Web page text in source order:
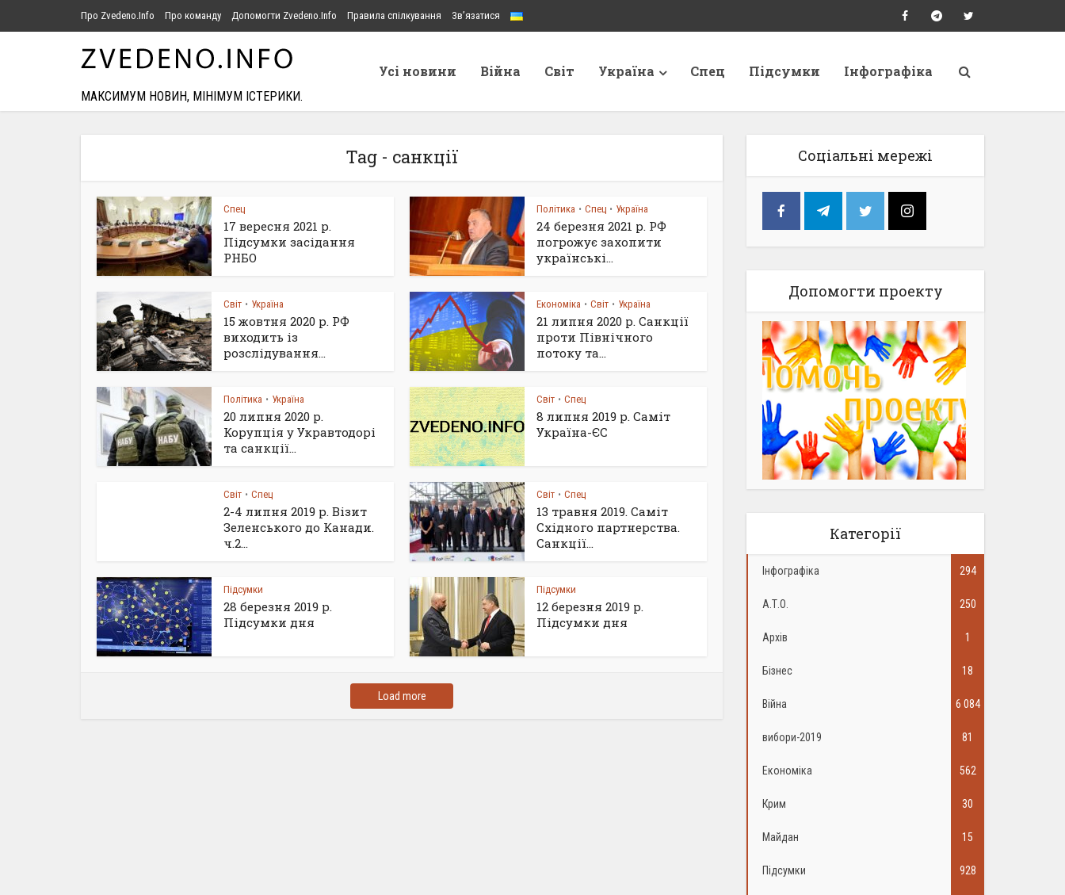
Про Zvedeno.Info Про команду Допомогти Zvedeno.Info Правила спілкування Зв’язатися
МАКСИМУМ НОВИН, МІНІМУМ ІСТЕРИКИ.
Усі новини Війна Світ Україна Спец Підсумки Інфографіка
Tag - санкції
Спец
17 вересня 2021 р.
Підсумки засідання
РНБО
Політика • Спец • Україна
24 березня 2021 р. РФ
погрожує захопити
українські...
Світ • Україна
15 жовтня 2020 р. РФ
виходить із
розслідування...
Економіка • Світ • Україна
21 липня 2020 р. Санкції
проти Північного
потоку та...
Політика • Україна
20 липня 2020 р.
Корупція у Укравтодорі
та санкції...
Світ • Спец
8 липня 2019 р. Саміт
Україна-ЄС
Світ • Спец
2-4 липня 2019 р. Візит
Зеленського до Канади.
ч.2...
Світ • Спец
13 травня 2019. Саміт
Східного партнерства.
Санкції...
Підсумки
28 березня 2019 р.
Підсумки дня
Підсумки
12 березня 2019 р.
Підсумки дня
Load more
Соціальні мережі
Допомогти проекту
Категорії
Інфографіка 294
А.Т.О. 250
Архів 1
Бізнес 18
Війна 6 084
вибори-2019 81
Економіка 562
Крим 30
Майдан 15
Підсумки 928